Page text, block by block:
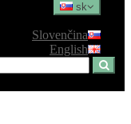
sk
Slovenčina
English